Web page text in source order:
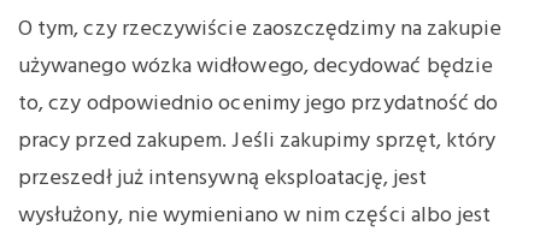
O tym, czy rzeczywiście zaoszczędzimy na zakupie
używanego wózka widłowego, decydować będzie
to, czy odpowiednio ocenimy jego przydatność do
pracy przed zakupem. Jeśli zakupimy sprzęt, który
przeszedł już intensywną eksploatację, jest
wysłużony, nie wymieniano w nim części albo jest